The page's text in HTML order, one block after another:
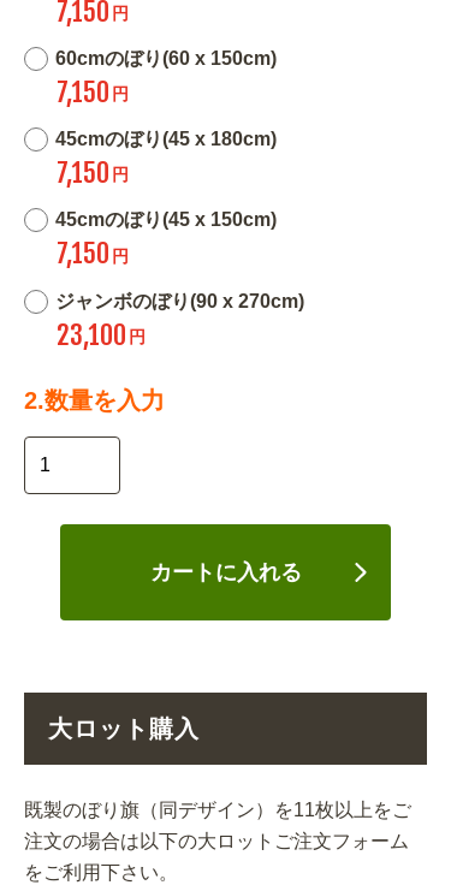
7,150 円
60cmのぼり(60 x 150cm)
7,150 円
45cmのぼり(45 x 180cm)
7,150 円
45cmのぼり(45 x 150cm)
7,150 円
ジャンボのぼり(90 x 270cm)
23,100 円
2.数量を入力
カートに入れる
大ロット購入
既製のぼり旗（同デザイン）を11枚以上をご
注文の場合は以下の大ロットご注文フォーム
をご利用下さい。